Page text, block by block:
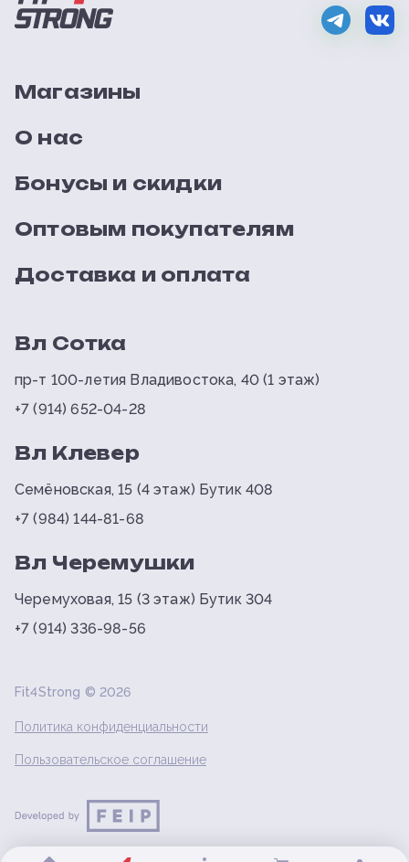
Магазины
О нас
Бонусы и скидки
Оптовым покупателям
Доставка и оплата
Вл Сотка
пр-т 100-летия Владивостока, 40 (1 этаж)
+7 (914) 652-04-28
Вл Клевер
Семёновская, 15 (4 этаж) Бутик 408
+7 (984) 144-81-68
Вл Черемушки
Черемуховая, 15 (3 этаж) Бутик 304
+7 (914) 336-98-56
Fit4Strong © 2026
Политика конфиденциальности
Пользовательское соглашение